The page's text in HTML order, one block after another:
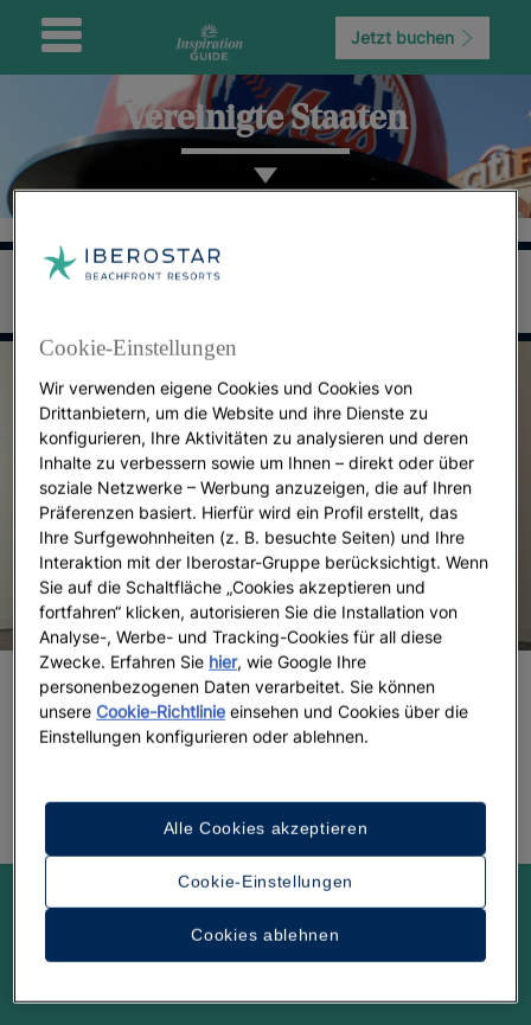
Jetzt buchen
Vereinigte Staaten
The best art galleries in Miami
Lassen Sie sich inspirieren!
Cookie-Einstellungen
Wir verwenden eigene Cookies und Cookies von
Drittanbietern, um die Website und ihre Dienste zu
konfigurieren, Ihre Aktivitäten zu analysieren und deren
Inhalte zu verbessern sowie um Ihnen – direkt oder über
soziale Netzwerke – Werbung anzuzeigen, die auf Ihren
Präferenzen basiert. Hierfür wird ein Profil erstellt, das
Ihre Surfgewohnheiten (z. B. besuchte Seiten) und Ihre
Interaktion mit der Iberostar-Gruppe berücksichtigt. Wenn
Sie auf die Schaltfläche „Cookies akzeptieren und
fortfahren“ klicken, autorisieren Sie die Installation von
Analyse-, Werbe- und Tracking-Cookies für all diese
Zwecke. Erfahren Sie hier, wie Google Ihre
personenbezogenen Daten verarbeitet. Sie können
unsereCookie-Richtlinie einsehen und Cookies über die
Einstellungen konfigurieren oder ablehnen.
Cookie-Einstellungen
Cookies ablehnen
Alle Cookies akzeptieren